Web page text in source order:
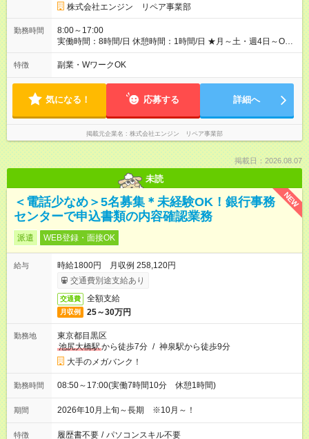
﹋﹋﹋﹋﹋﹋﹋﹋﹋﹋﹋ ・週5日勤務Aさん ＞＞日給11，000円
×20勤務 ＞＞月収22万円＋諸手当 【試用期間】試用期間あり 試
用期間の長さ：6ヶ月 ※ 雇用形態と給与に、本採用時と異なる部
分があります。 雇用形態：本採用時と同じです。 給与：日
円 121勤務目から日給1万1，000円～ となります。
::::: ::::: ::::: ::::: ::::: ::::::
株式会社エンジン リペア事業部
勤務時間
8:00～17:00
実働時間：8時間/日 休憩時間：1時間/日 ★月～土・週4日～OK
★週5日入れる方大歓迎！※日時相談OK ★時期により連休取得も
可能！ ＼毎月希望シフト提出で働きやすい！／ 毎月20日までに
OK
特徴 副業・WワークOK
気になる！ 応募する 詳細へ
掲載元企業名 株式会社エンジン リペア事業部
掲載日：2026.08.07
未読
NEW
＜電話少なめ＞5名募集＊未経験OK！銀行事務
センターで申込書類の内容確認業務
派遣 WEB登録・面接OK
給与
時給1800円 月収例 258,120円
交通費別途支給あり
交通費 全額支給
月収例 25～30万円
勤務地
東京都目黒区
池尻大橋駅から徒歩7分 / 神泉駅から徒歩9分
大手のメガバンク！
勤務時間 08:50～17:00(実働7時間10分 休憩1時間)
期間 2026年10月上旬～長期 ※10月～！
特徴 履歴書不要 / パソコンスキル不要